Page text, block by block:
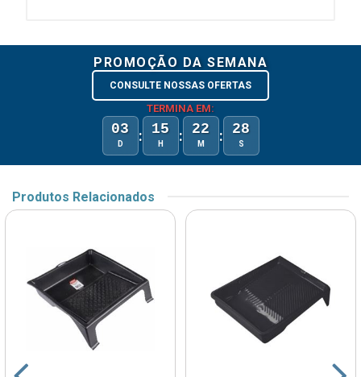
PROMOÇÃO DA SEMANA
CONSULTE NOSSAS OFERTAS
TERMINA EM:
03
D : 15
H : 22
M : 28
S
Produtos Relacionados